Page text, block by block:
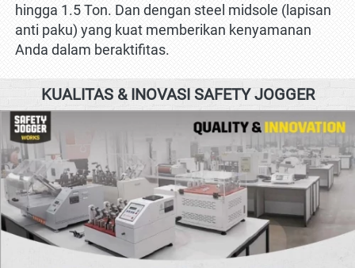
hingga 1.5 Ton. Dan dengan steel midsole (lapisan
anti paku) yang kuat memberikan kenyamanan
Anda dalam beraktifitas.
KUALITAS & INOVASI SAFETY JOGGER